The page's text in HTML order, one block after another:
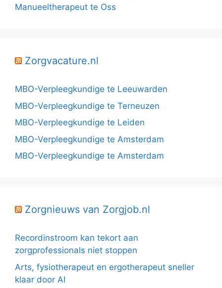
Manueeltherapeut te Oss
Zorgvacature.nl
MBO-Verpleegkundige te Leeuwarden
MBO-Verpleegkundige te Terneuzen
MBO-Verpleegkundige te Leiden
MBO-Verpleegkundige te Amsterdam
MBO-Verpleegkundige te Amsterdam
Zorgnieuws van Zorgjob.nl
Recordinstroom kan tekort aan
zorgprofessionals niet stoppen
Arts, fysiotherapeut en ergotherapeut sneller
klaar door AI